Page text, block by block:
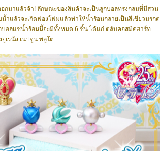
มาแล้วจ้า! ลักษณะของสินค้าจะเป็นลูกบอลทรงกลมที่มีส่วน
ำแล้วจะเกิดฟองโฟมแล้วทำให้น้ำร้อนกลายเป็นสีเขียวมรกต
บอลแช่น้ำร้อนนี้จะมีทั้งหมด 6 ชิ้น ได้แก่ ตลับคอสมิคฮาร์ท
เรนัส เนปจูน พลูโต